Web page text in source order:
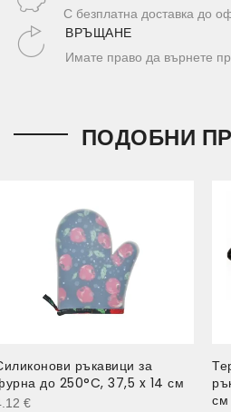
С безплатна доставка до
ВРЪЩАНЕ
Имате право да върнете
ПОДОБНИ
ръкавици за
до 250°C, 37,5 x 14 см
€
см